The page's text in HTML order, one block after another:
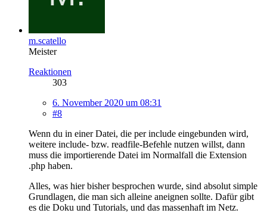
m.scatello
Meister
Reaktionen
303
6. November 2020 um 08:31
#8
Wenn du in einer Datei, die per include eingebunden wird,
weitere include- bzw. readfile-Befehle nutzen willst, dann
muss die importierende Datei im Normalfall die Extension
.php haben.
Alles, was hier bisher besprochen wurde, sind absolut simple
Grundlagen, die man sich alleine aneignen sollte. Dafür gibt
es die Doku und Tutorials, und das massenhaft im Netz.